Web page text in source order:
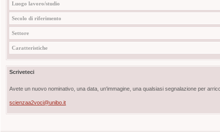
Luogo lavoro/studio
Secolo di riferimento
Settore
Caratteristiche
Scriveteci
Avete un nuovo nominativo, una data, un'immagine, una qualsiasi segnalazione per
scienzaa2voci@unibo.it